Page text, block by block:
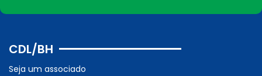
CDL/BH
Seja um associado